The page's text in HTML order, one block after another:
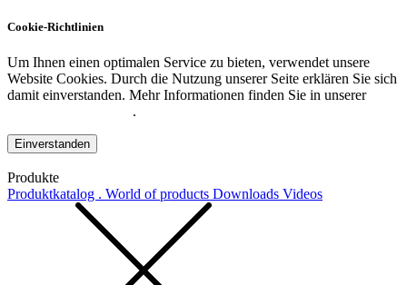
Cookie-Richtlinien
Um Ihnen einen optimalen Service zu bieten, verwendet unsere
Website Cookies. Durch die Nutzung unserer Seite erklären Sie sich
damit einverstanden. Mehr Informationen finden Sie in unserer
.
Einverstanden
Produkte
Produktkatalog . World of products Downloads Videos